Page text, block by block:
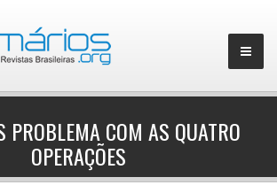
PROBLEMA COM AS QUATRO
OPERAÇÕES